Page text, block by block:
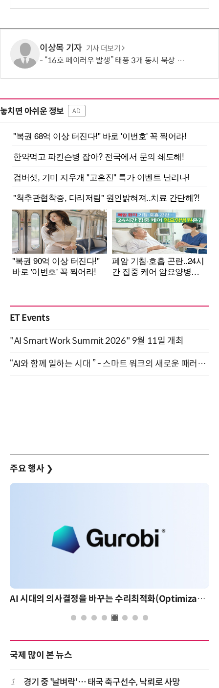
이상목 기자 기사 더보기
“16호 페이러우 발생” 태풍 3개 동시 북상 중…한반도 영향은
놓치면 아쉬운 정보 AD
ET Events
"AI Smart Work Summit 2026" 9월 11일 개최
“AI와 함께 일하는 시대 ” - 스마트 워크의 새로운 패러다임 (9/11)
주요 행사 ❯
AI 시대의 의사결정을 바꾸는 수리최적화(Optimization): 실제 산업 적용 사례와 활용 전략
국제 많이 본 뉴스
1 경기 중 '날벼락'… 태국 축구선수, 낙뢰로 사망